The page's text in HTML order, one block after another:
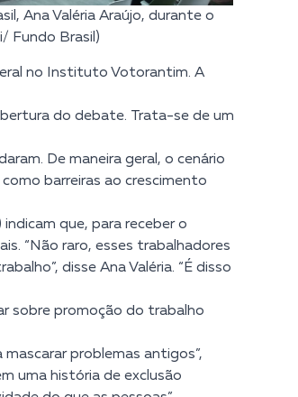
Ana Valéria Araújo, durante o
Fundo Brasil)
no Instituto Votorantim. A
do debate. Trata-se de um
De maneira geral, o cenário
barreiras ao crescimento
que, para receber o
“Não raro, esses trabalhadores
disse Ana Valéria. “É disso
sobre promoção do trabalho
problemas antigos”,
uma história de exclusão